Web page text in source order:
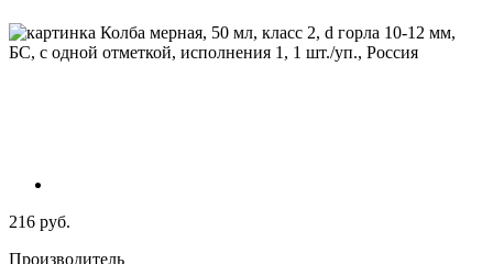
216 руб.
Производитель